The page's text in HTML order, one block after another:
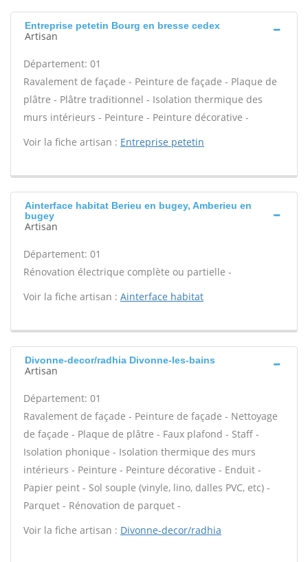
Entreprise petetin Bourg en bresse cedex
Artisan
Département: 01
Ravalement de façade - Peinture de façade - Plaque de
plâtre - Plâtre traditionnel - Isolation thermique des
murs intérieurs - Peinture - Peinture décorative -
Voir la fiche artisan : Entreprise petetin
Ainterface habitat Berieu en bugey, Amberieu en
bugey
Artisan
Département: 01
Rénovation électrique complète ou partielle -
Voir la fiche artisan : Ainterface habitat
Divonne-decor/radhia Divonne-les-bains
Artisan
Département: 01
Ravalement de façade - Peinture de façade - Nettoyage
de façade - Plaque de plâtre - Faux plafond - Staff -
Isolation phonique - Isolation thermique des murs
intérieurs - Peinture - Peinture décorative - Enduit -
Papier peint - Sol souple (vinyle, lino, dalles PVC, etc) -
Parquet - Rénovation de parquet -
Voir la fiche artisan : Divonne-decor/radhia